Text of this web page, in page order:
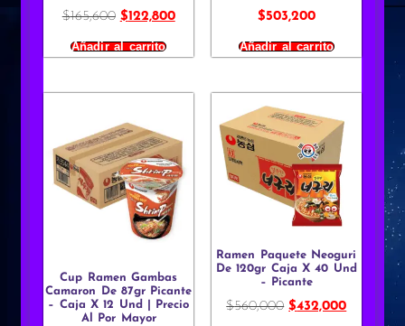
$165,600 $122,800
Añadir al carrito
$503,200
Añadir al carrito
Cup Ramen Gambas
Camaron De 87gr Picante
– Caja X 12 Und | Precio
Al Por Mayor
Ramen Paquete Neoguri
De 120gr Caja X 40 Und
– Picante
$560,000 $432,000